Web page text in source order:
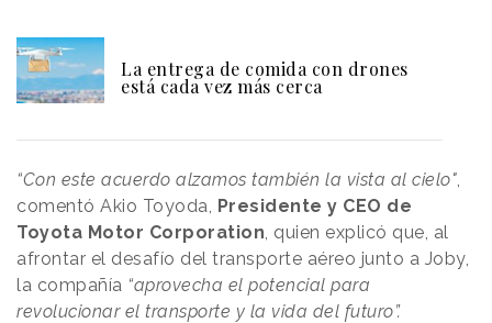
La entrega de comida con drones
está cada vez más cerca
“Con este acuerdo alzamos también la vista al cielo"
comentó Akio Toyoda, Presidente y CEO de
Toyota Motor Corporation , quien explicó que, al
afrontar el desafío del transporte aéreo junto a Joby,
la compañía “aprovecha el potencial para
revolucionar el transporte y la vida del futuro”.